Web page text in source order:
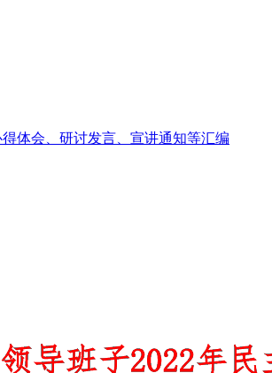
得体会、研讨发言、宣讲通知等汇编